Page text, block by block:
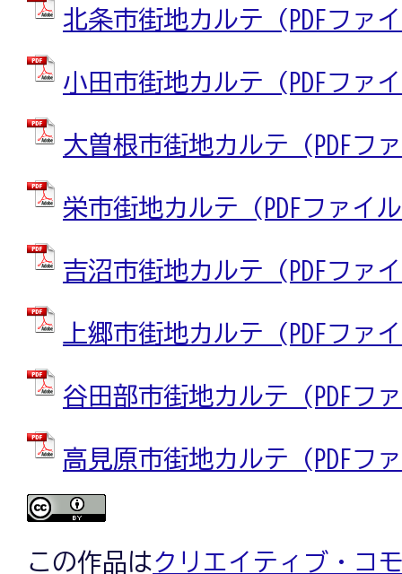
北条市街地カルテ (PDFファ
小田市街地カルテ (PDFファ
大曽根市街地カルテ (PDFフ
栄市街地カルテ (PDFファイ
吉沼市街地カルテ (PDFファ
上郷市街地カルテ (PDFファ
谷田部市街地カルテ (PDFフ
高見原市街地カルテ (PDFフ
この作品はクリエイティブ・コ